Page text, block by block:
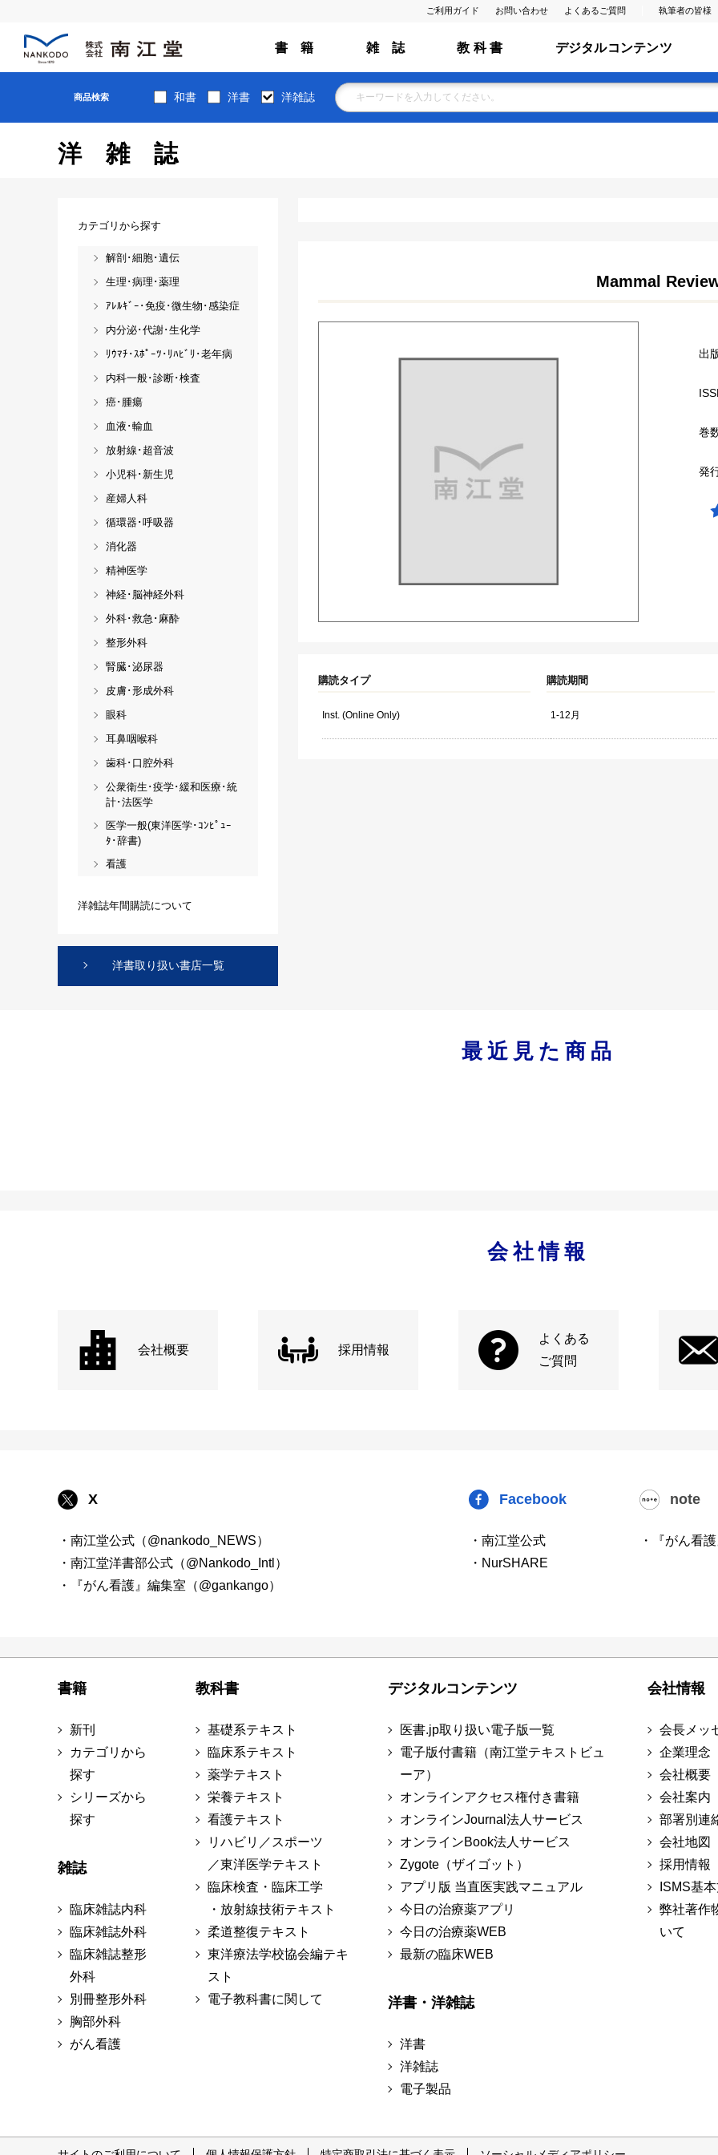
ご利用ガイド お問い合わせ よくあるご質問 執筆者の皆様
書 籍 雑 誌 教 科 書 デジタルコンテンツ
商品検索 和書 洋書 洋雑誌
洋雑誌
Mammal
出
巻
発
購読タイプ 購読期間
Inst. (Online Only) 1-12月
カテゴリから探す
解剖･細胞･遺伝
生理･病理･薬理
ｱﾚﾙｷﾞｰ･免疫･微生物･感染症
内分泌･代謝･生化学
ﾘｳﾏﾁ･ｽﾎﾟｰﾂ･ﾘﾊﾋﾞﾘ･老年病
内科一般･診断･検査
癌･腫瘍
血液･輸血
放射線･超音波
小児科･新生児
産婦人科
循環器･呼吸器
消化器
精神医学
神経･脳神経外科
外科･救急･麻酔
整形外科
腎臓･泌尿器
皮膚･形成外科
眼科
耳鼻咽喉科
歯科･口腔外科
公衆衛生･疫学･緩和医療･統
計･法医学
医学一般(東洋医学･ｺﾝﾋﾟｭｰ
ﾀ･辞書)
看護
洋雑誌年間購読について
洋書取り扱い書店一覧
最近見た商品
会社情報
会社概要 採用情報
よくある
ご質問
X
・南江堂公式（@nankodo_NEWS）
・南江堂洋書部公式（@Nankodo_Intl）
・『がん看護』編集室（@gankango）
Facebook
・南江堂公式
・NurSHARE
note
・『がん看
書籍
新刊
カテゴリから
探す
シリーズから
探す
雑誌
臨床雑誌内科
臨床雑誌外科
臨床雑誌整形
外科
別冊整形外科
胸部外科
がん看護
教科書
基礎系テキスト
臨床系テキスト
薬学テキスト
栄養テキスト
看護テキスト
リハビリ／スポーツ
／東洋医学テキスト
臨床検査・臨床工学
・放射線技術テキスト
柔道整復テキスト
東洋療法学校協会編テキ
スト
電子教科書に関して
デジタルコンテンツ
医書.jp取り扱い電子版一覧
電子版付書籍（南江堂テキストビュ
ーア）
オンラインアクセス権付き書籍
オンラインJournal法人サービス
オンラインBook法人サービス
Zygote（ザイゴット）
アプリ版 当直医実践マニュアル
今日の治療薬アプリ
今日の治療薬WEB
最新の臨床WEB
洋書・洋雑誌
洋書
洋雑誌
電子製品
会社情報
会長メッ
企業理念
会社概要
会社案内
部署別連
会社地図
採用情報
ISMS基
弊社著作
いて